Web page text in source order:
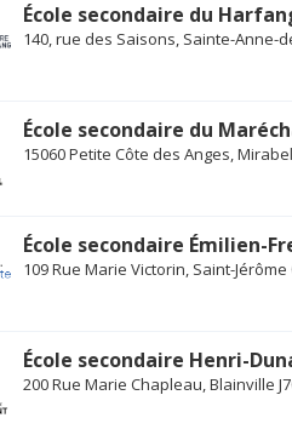
École secondaire du
140, rue des Saisons, Sainte-Anne-
École secondaire du
15060 Petite Côte des Anges, Mirabel
École secondaire Émilien-
109 Rue Marie Victorin, Saint-Jérôme
École secondaire Henri-
200 Rue Marie Chapleau, Blainville